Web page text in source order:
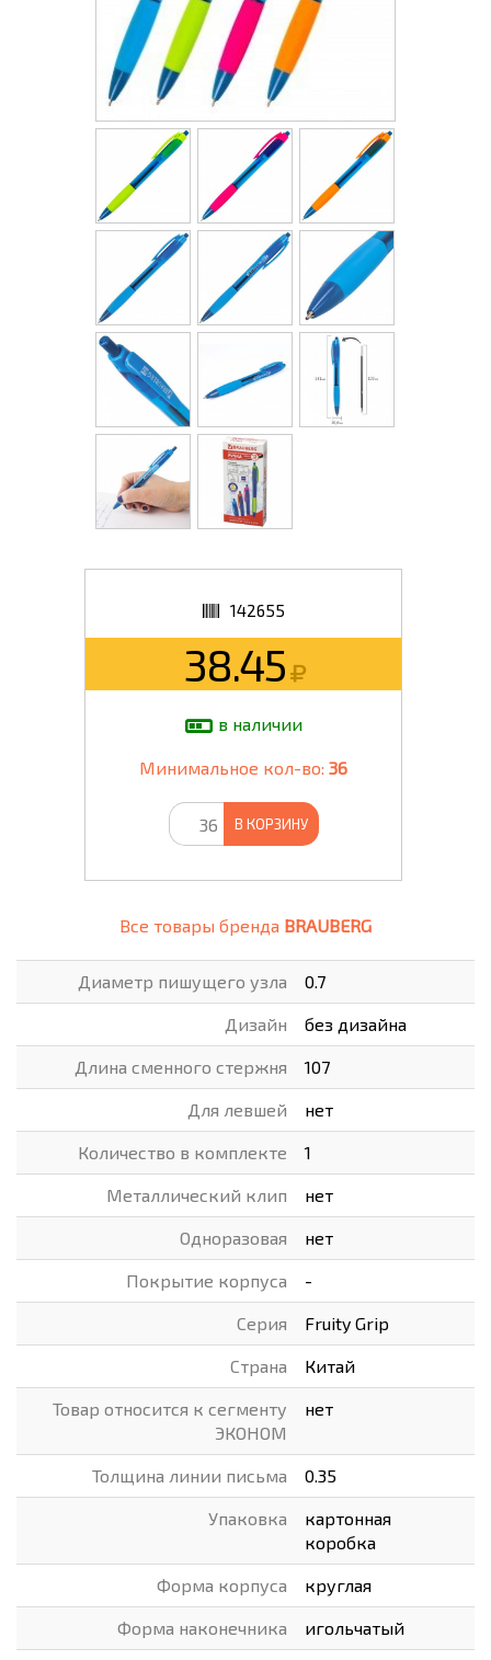
142655
38.45
в наличии
Минимальное кол-во: 36
В КОРЗИНУ
Все товары бренда BRAUBERG
Диаметр пишущего узла 0.7
Дизайн без дизайна
Длина сменного стержня 107
Для левшей нет
Количество в комплекте 1
Металлический клип нет
Одноразовая нет
Покрытие корпуса -
Серия Fruity Grip
Страна Китай
Товар относится к сегменту
ЭКОНОМ
нет
Толщина линии письма 0.35
Упаковка
картонная
коробка
Форма корпуса круглая
Форма наконечника игольчатый